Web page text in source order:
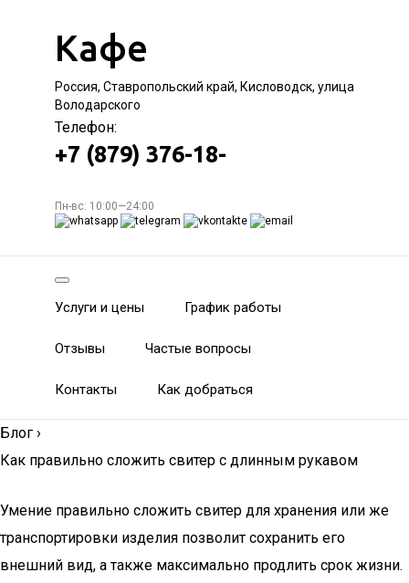
Кафе
Россия, Ставропольский край, Кисловодск, улица
Володарского
Телефон:
+7 (879) 376-18-
Пн-вс: 10:00—24:00
Услуги и цены График работы
Отзывы Частые вопросы
Контакты Как добраться
Блог ›
Как правильно сложить свитер с длинным рукавом
Умение правильно сложить свитер для хранения или же
транспортировки изделия позволит сохранить его
внешний вид, а также максимально продлить срок жизни.